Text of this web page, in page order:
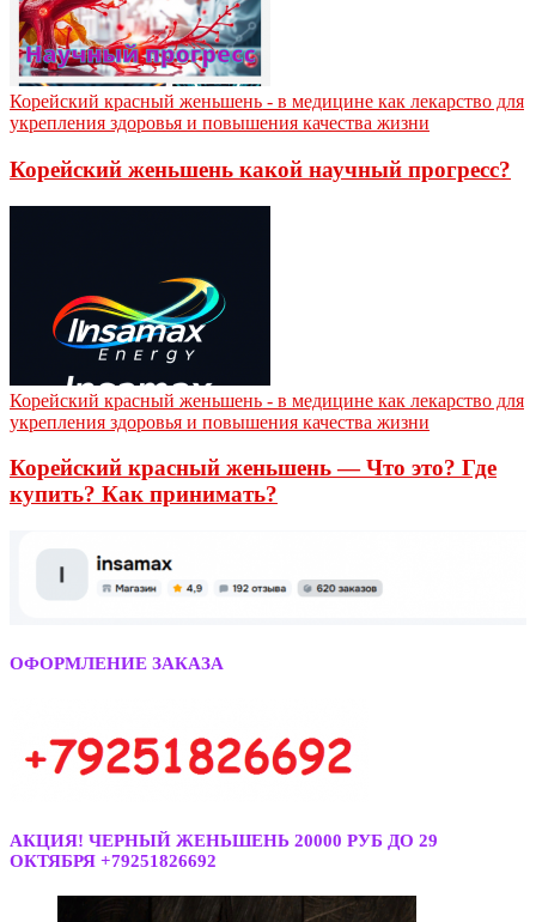
Корейский красный женьшень - в медицине как лекарство для
укрепления здоровья и повышения качества жизни
Корейский женьшень какой научный прогресс?
Корейский красный женьшень - в медицине как лекарство для
укрепления здоровья и повышения качества жизни
Корейский красный женьшень — Что это? Где
купить? Как принимать?
ОФОРМЛЕНИЕ ЗАКАЗА
АКЦИЯ! ЧЕРНЫЙ ЖЕНЬШЕНЬ 20000 РУБ ДО 29
ОКТЯБРЯ +79251826692